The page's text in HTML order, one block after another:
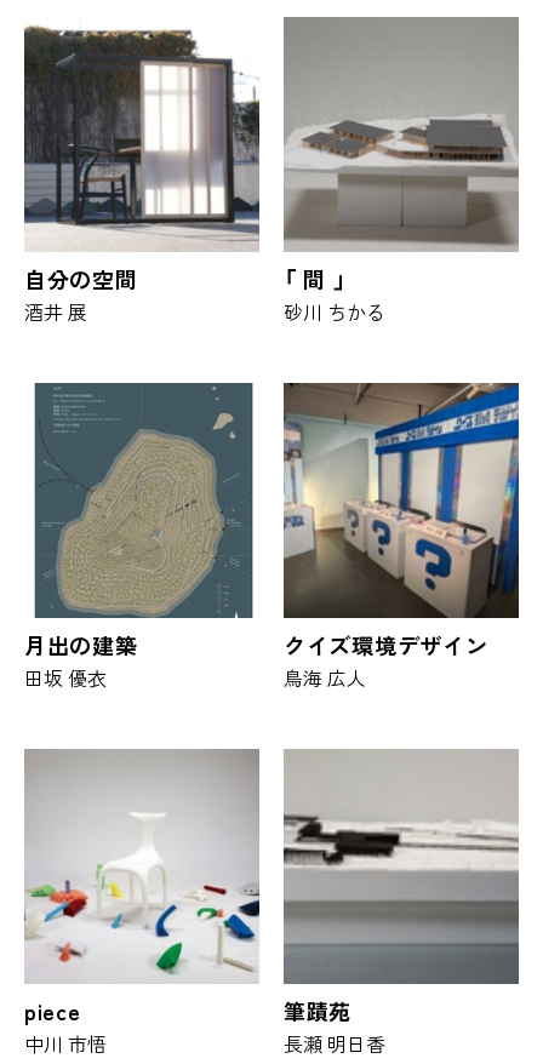
自分の空間
酒井 展
「 間 」
砂川 ちかる
月出の建築
田坂 優衣
クイズ環境デザイン
鳥海 広人
piece
中川 市悟
筆蹟苑
長瀬 明日香